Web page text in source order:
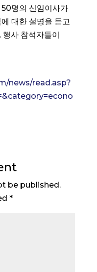
명의 신임이사가
대한 설명을 듣고
행사 참석자들이
news/read.asp?
be published.
*